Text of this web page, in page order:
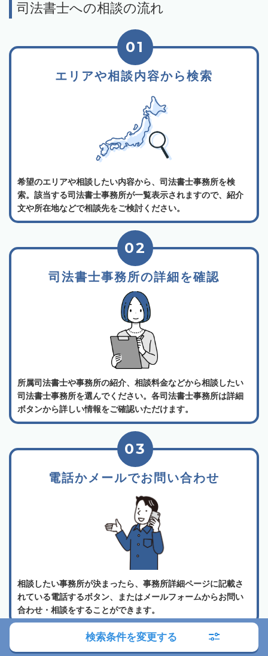
司法書士への相談の流れ
エリアや相談内容から検索
01
希望のエリアや相談したい内容から、司法書士事務所を検
索。該当する司法書士事務所が一覧表示されますので、紹介
文や所在地などで相談先をご検討ください。
司法書士事務所の詳細を確認
02
所属司法書士や事務所の紹介、相談料金などから相談したい
司法書士事務所を選んでください。各司法書士事務所は詳細
ボタンから詳しい情報をご確認いただけます。
電話かメールでお問い合わせ
03
相談したい事務所が決まったら、事務所詳細ページに記載さ
れている電話するボタン、またはメールフォームからお問い
合わせ・相談をすることができます。
よくある質問
検索条件を変更する